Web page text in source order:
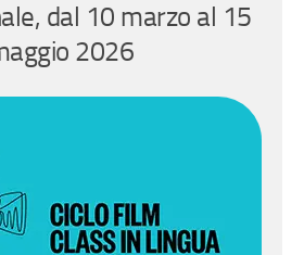
dal 10 marzo al 15
2026